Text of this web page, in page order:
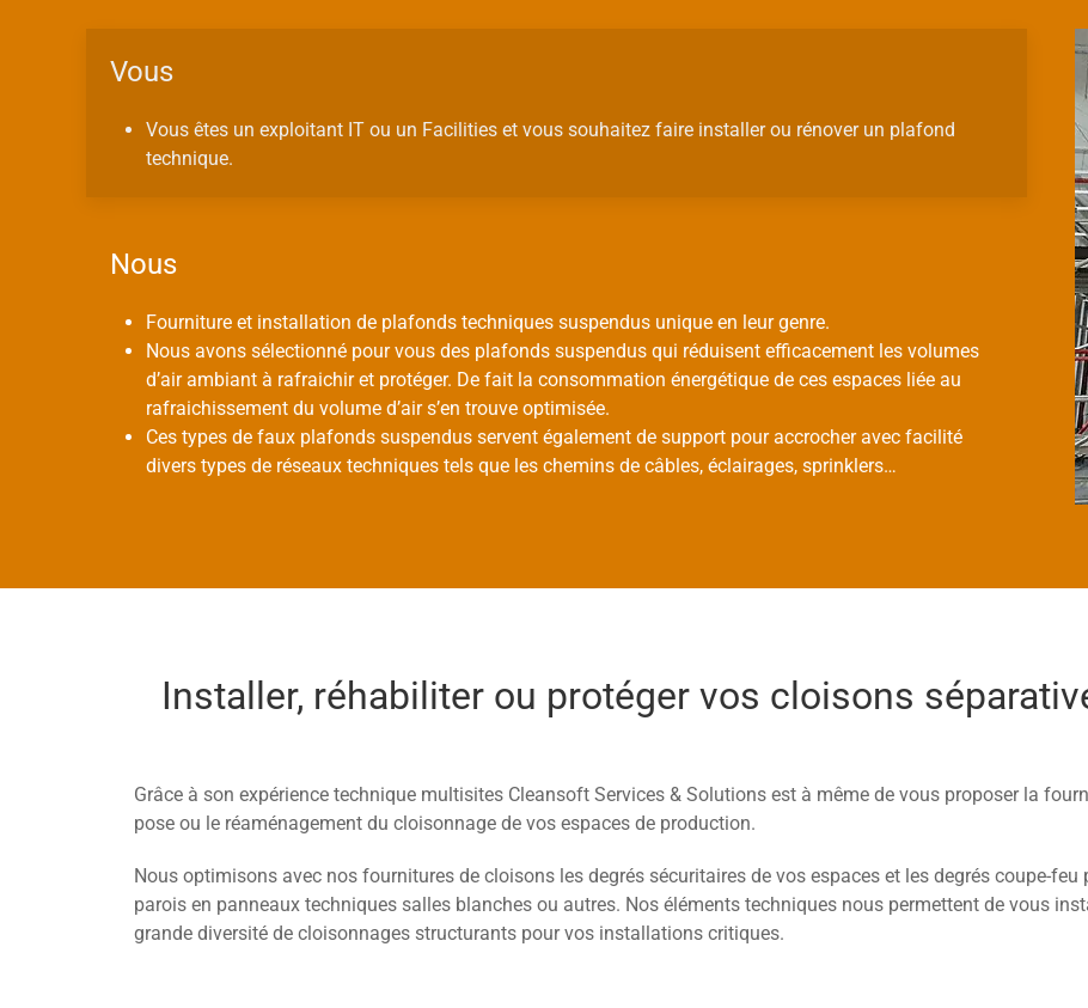
Vous
Vous êtes un exploitant IT ou un Facilities et vous souhaitez faire installer ou rénover un plafond
technique.
Nous
Fourniture et installation de plafonds techniques suspendus unique en leur genre.
Nous avons sélectionné pour vous des plafonds suspendus qui réduisent efficacement les volumes
d’air ambiant à rafraichir et protéger. De fait la consommation énergétique de ces espaces liée au
rafraichissement du volume d’air s’en trouve optimisée.
Ces types de faux plafonds suspendus servent également de support pour accrocher avec facilité
divers types de réseaux techniques tels que les chemins de câbles, éclairages, sprinklers…
Installer, réhabiliter ou protéger vos cloisons
Grâce à son expérience technique multisites Cleansoft Services & Solutions est à même de vous proposer la
pose ou le réaménagement du cloisonnage de vos espaces de production.
Nous optimisons avec nos fournitures de cloisons les degrés sécuritaires de vos espaces et les degrés coupe-feu
parois en panneaux techniques salles blanches ou autres. Nos éléments techniques nous permettent de vous
grande diversité de cloisonnages structurants pour vos installations critiques.